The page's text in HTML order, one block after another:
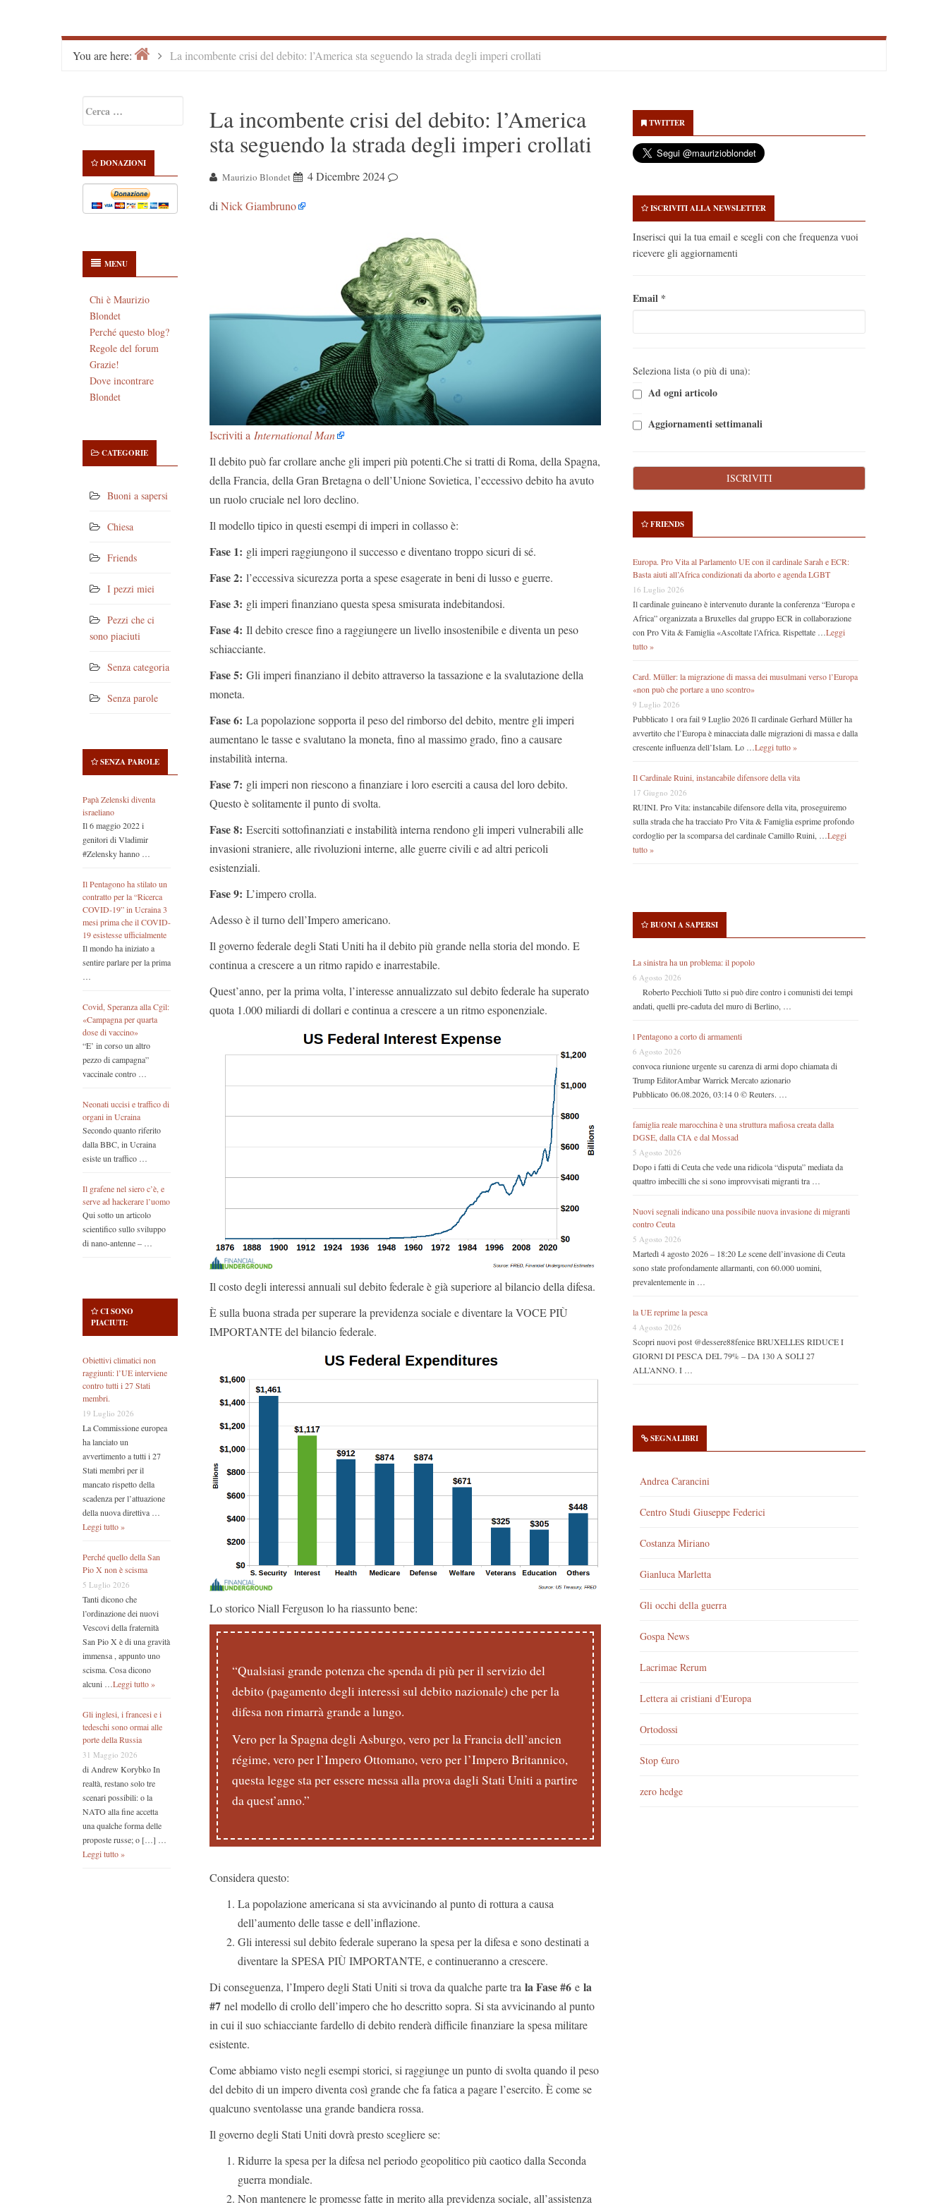
You are here: HomeLa incombente crisi del debito: l’America sta seguendo la strada degli imperi crollati
Sidebar
per:
DONAZIONI
MENU
Chi è Maurizio
Blondet
Perché questo blog?
Regole del forum
Grazie!
Dove incontrare
Blondet
CATEGORIE
Buoni a sapersi
Chiesa
Friends
I pezzi miei
Pezzi che ci
sono piaciuti
Senza categoria
Senza parole
SENZA PAROLE
Papà Zelenski diventa
israeliano
Il 6 maggio 2022 i
genitori di Vladimir
#Zelensky hanno …
Il Pentagono ha stilato un
contratto per la “Ricerca
COVID-19” in Ucraina 3
mesi prima che il COVID-
19 esistesse ufficialmente
Il mondo ha iniziato a
sentire parlare per la prima
…
Covid, Speranza alla Cgil:
«Campagna per quarta
dose di vaccino»
“E’ in corso un altro
pezzo di campagna”
vaccinale contro …
Neonati uccisi e traffico di
organi in Ucraina
Secondo quanto riferito
dalla BBC, in Ucraina
esiste un traffico …
Il grafene nel siero c’è, e
serve ad hackerare l’uomo
Qui sotto un articolo
scientifico sullo sviluppo
di nano-antenne – …
CI SONO
PIACIUTI:
Obiettivi climatici non
raggiunti: l’UE interviene
contro tutti i 27 Stati
membri.
19 Luglio 2026
La Commissione europea
ha lanciato un
avvertimento a tutti i 27
Stati membri per il
mancato rispetto della
scadenza per l’attuazione
della nuova direttiva …
Leggi tutto »
Perché quello della San
Pio X non è scisma
5 Luglio 2026
Tanti dicono che
l’ordinazione dei nuovi
Vescovi della fraternità
San Pio X è di una gravità
immensa , appunto uno
scisma. Cosa dicono
alcuni …Leggi tutto »
Gli inglesi, i francesi e i
tedeschi sono ormai alle
porte della Russia
31 Maggio 2026
di Andrew Korybko In
realtà, restano solo tre
scenari possibili: o la
NATO alla fine accetta
una qualche forma delle
proposte russe; o […] …
Leggi tutto »
La incombente crisi del debito: l’America
sta seguendo la strada degli imperi crollati
Maurizio Blondet
4 Dicembre 2024
di Nick Giambruno
Iscriviti a International Man
Il debito può far crollare anche gli imperi più potenti.Che si tratti di Roma, della Spagna,
della Francia, della Gran Bretagna o dell’Unione Sovietica, l’eccessivo debito ha avuto
un ruolo cruciale nel loro declino.
Il modello tipico in questi esempi di imperi in collasso è:
Fase 1: gli imperi raggiungono il successo e diventano troppo sicuri di sé.
Fase 2: l’eccessiva sicurezza porta a spese esagerate in beni di lusso e guerre.
Fase 3: gli imperi finanziano questa spesa smisurata indebitandosi.
Fase 4: Il debito cresce fino a raggiungere un livello insostenibile e diventa un peso
schiacciante.
Fase 5: Gli imperi finanziano il debito attraverso la tassazione e la svalutazione della
moneta.
Fase 6: La popolazione sopporta il peso del rimborso del debito, mentre gli imperi
aumentano le tasse e svalutano la moneta, fino al massimo grado, fino a causare
instabilità interna.
Fase 7: gli imperi non riescono a finanziare i loro eserciti a causa del loro debito.
Questo è solitamente il punto di svolta.
Fase 8: Eserciti sottofinanziati e instabilità interna rendono gli imperi vulnerabili alle
invasioni straniere, alle rivoluzioni interne, alle guerre civili e ad altri pericoli
esistenziali.
Fase 9: L’impero crolla.
Adesso è il turno dell’Impero americano.
Il governo federale degli Stati Uniti ha il debito più grande nella storia del mondo. E
continua a crescere a un ritmo rapido e inarrestabile.
Quest’anno, per la prima volta, l’interesse annualizzato sul debito federale ha superato
quota 1.000 miliardi di dollari e continua a crescere a un ritmo esponenziale.
Il costo degli interessi annuali sul debito federale è già superiore al bilancio della difesa.
È sulla buona strada per superare la previdenza sociale e diventare la VOCE PIÙ
IMPORTANTE del bilancio federale.
Lo storico Niall Ferguson lo ha riassunto bene:
“Qualsiasi grande potenza che spenda di più per il servizio del
debito (pagamento degli interessi sul debito nazionale) che per la
difesa non rimarrà grande a lungo.
Vero per la Spagna degli Asburgo, vero per la Francia dell’ancien
régime, vero per l’Impero Ottomano, vero per l’Impero Britannico,
questa legge sta per essere messa alla prova dagli Stati Uniti a partire
da quest’anno.”
Considera questo:
La popolazione americana si sta avvicinando al punto di rottura a causa
dell’aumento delle tasse e dell’inflazione.
Gli interessi sul debito federale superano la spesa per la difesa e sono destinati a
diventare la SPESA PIÙ IMPORTANTE, e continueranno a crescere.
Di conseguenza, l’Impero degli Stati Uniti si trova da qualche parte tra la Fase #6 e la
#7 nel modello di crollo dell’impero che ho descritto sopra. Si sta avvicinando al punto
in cui il suo schiacciante fardello di debito renderà difficile finanziare la spesa militare
esistente.
Come abbiamo visto negli esempi storici, si raggiunge un punto di svolta quando il peso
del debito di un impero diventa così grande che fa fatica a pagare l’esercito. È come se
qualcuno sventolasse una grande bandiera rossa.
Il governo degli Stati Uniti dovrà presto scegliere se:
Ridurre la spesa per la difesa nel periodo geopolitico più caotico dalla Seconda
guerra mondiale.
Non mantenere le promesse fatte in merito alla previdenza sociale, all’assistenza
Sidebar
TWITTER
ISCRIVITI ALLA NEWSLETTER
Inserisci qui la tua email e scegli con che frequenza vuoi
ricevere gli aggiornamenti
Email *
Seleziona lista (o più di una):
Ad ogni articolo
Aggiornamenti settimanali
FRIENDS
Europa. Pro Vita al Parlamento UE con il cardinale Sarah e ECR:
Basta aiuti all’Africa condizionati da aborto e agenda LGBT
16 Luglio 2026
Il cardinale guineano è intervenuto durante la conferenza “Europa e
Africa” organizzata a Bruxelles dal gruppo ECR in collaborazione
con Pro Vita & Famiglia «Ascoltate l’Africa. Rispettate … Leggi
tutto »
Card. Müller: la migrazione di massa dei musulmani verso l’Europa
«non può che portare a uno scontro»
9 Luglio 2026
Pubblicato 1 ora fail 9 Luglio 2026 Il cardinale Gerhard Müller ha
avvertito che l’Europa è minacciata dalle migrazioni di massa e dalla
crescente influenza dell’Islam. Lo … Leggi tutto »
Il Cardinale Ruini, instancabile difensore della vita
17 Giugno 2026
RUINI. Pro Vita: instancabile difensore della vita, proseguiremo
sulla strada che ha tracciato Pro Vita & Famiglia esprime profondo
cordoglio per la scomparsa del cardinale Camillo Ruini, … Leggi
tutto »
BUONI A SAPERSI
La sinistra ha un problema: il popolo
6 Agosto 2026
Roberto Pecchioli Tutto si può dire contro i comunisti dei tempi
andati, quelli pre-caduta del muro di Berlino, …
l Pentagono a corto di armamenti
6 Agosto 2026
convoca riunione urgente su carenza di armi dopo chiamata di
Trump EditorAmbar Warrick Mercato azionario
Pubblicato 06.08.2026, 03:14 0 © Reuters. …
famiglia reale marocchina è una struttura mafiosa creata dalla
DGSE, dalla CIA e dal Mossad
5 Agosto 2026
Dopo i fatti di Ceuta che vede una ridicola “disputa” mediata da
quattro imbecilli che si sono improvvisati migranti tra …
Nuovi segnali indicano una possibile nuova invasione di migranti
contro Ceuta
5 Agosto 2026
Martedì 4 agosto 2026 – 18:20 Le scene dell’invasione di Ceuta
sono state profondamente allarmanti, con 60.000 uomini,
prevalentemente in …
la UE reprime la pesca
4 Agosto 2026
Scopri nuovi post @dessere88fenice BRUXELLES RIDUCE I
GIORNI DI PESCA DEL 79% – DA 130 A SOLI 27
ALL’ANNO. I …
SEGNALIBRI
Andrea Carancini
Centro Studi Giuseppe Federici
Costanza Miriano
Gianluca Marletta
Gli occhi della guerra
Gospa News
Lacrimae Rerum
Lettera ai cristiani d'Europa
Ortodossi
Stop €uro
zero hedge